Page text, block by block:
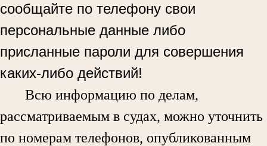
сообщайте по телефону свои
персональные данные либо
присланные пароли для совершения
каких-либо действий!
Всю информацию по делам,
рассматриваемым в судах, можно уточнить
по номерам телефонов, опубликованным